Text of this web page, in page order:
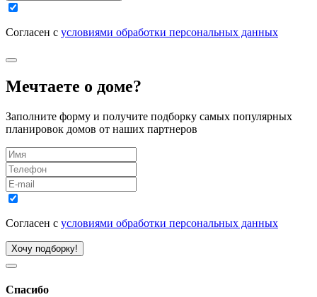
Согласен с условиями обработки персональных данных
Мечтаете о доме?
Заполните форму и получите подборку самых популярных
планировок домов от наших партнеров
Согласен с условиями обработки персональных данных
Хочу подборку!
Спасибо